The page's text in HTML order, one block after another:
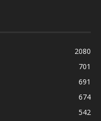
2080
701
691
674
542